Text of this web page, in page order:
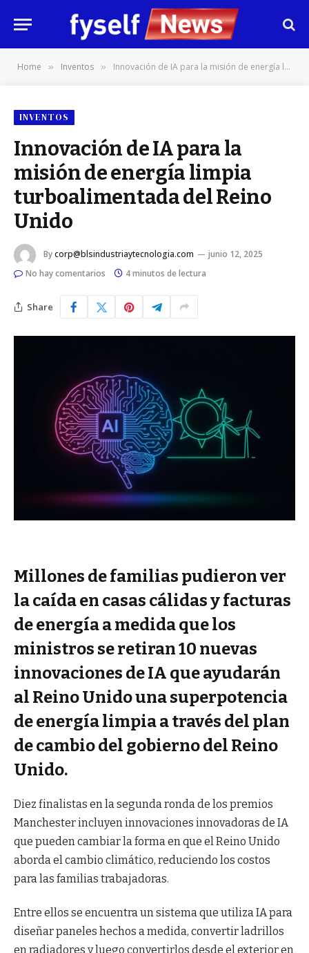
Home » Inventos » Innovación de IA para la misión de energía limpia turboalimentada del Reino Unido
INVENTOS
Innovación de IA para la
misión de energía limpia
turboalimentada del Reino
Unido
Bycorp@blsindustriaytecnologia.com
junio 12, 2025
No hay comentarios
4 minutos de lectura
Share
Millones de familias pudieron ver
la caída en casas cálidas y facturas
de energía a medida que los
ministros se retiran 10 nuevas
innovaciones de IA que ayudarán
al Reino Unido una superpotencia
de energía limpia a través del plan
de cambio del gobierno del Reino
Unido.
Diez finalistas en la segunda ronda de los premios
Manchester incluyen innovaciones innovadoras de IA
que pueden cambiar la forma en que el Reino Unido
aborda el cambio climático, reduciendo los costos
para las familias trabajadoras.
Entre ellos se encuentra un sistema que utiliza IA para
diseñar paneles hechos a medida, convertir ladrillos
en radiadores y luego convertirlos desde el exterior en